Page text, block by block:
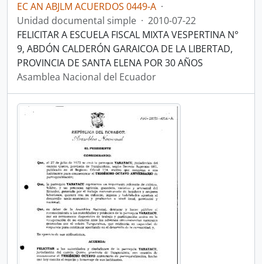
EC AN ABJLM ACUERDOS 0449-A ·
Unidad documental simple · 2010-07-22
FELICITAR A ESCUELA FISCAL MIXTA VESPERTINA N°
9, ABDÓN CALDERÓN GARAICOA DE LA LIBERTAD,
PROVINCIA DE SANTA ELENA POR 30 AÑOS
Asamblea Nacional del Ecuador